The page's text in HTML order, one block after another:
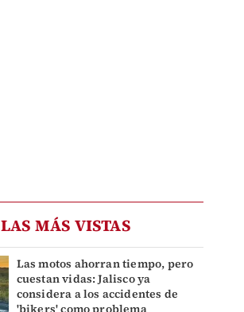
LAS MÁS VISTAS
Las motos ahorran tiempo, pero
cuestan vidas: Jalisco ya
considera a los accidentes de